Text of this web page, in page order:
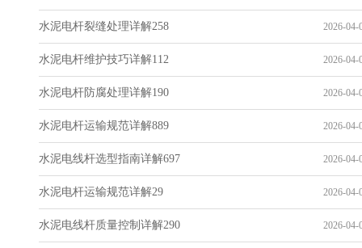
水泥电杆裂缝处理详解258 2026-04-
水泥电杆维护技巧详解112 2026-04-
水泥电杆防腐处理详解190 2026-04-
水泥电杆运输规范详解889 2026-04-
水泥电线杆选型指南详解697 2026-04-
水泥电杆运输规范详解29 2026-04-
水泥电线杆质量控制详解290 2026-04-